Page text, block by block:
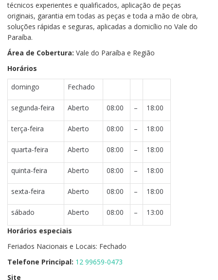
técnicos experientes e qualificados, aplicação de peças
originais, garantia em todas as peças e toda a mão de obra,
soluções rápidas e seguras, aplicadas a domicílio no Vale do
Paraíba.
Área de Cobertura: Vale do Paraíba e Região
Horários
domingo
Fechado
segunda-feira Aberto 08:00 – 18:00
terça-feira Aberto 08:00 – 18:00
quarta-feira Aberto 08:00 – 18:00
quinta-feira Aberto 08:00 – 18:00
sexta-feira Aberto 08:00 – 18:00
sábado Aberto 08:00 –
13:00
Horários especiais
Feriados Nacionais e Locais: Fechado
Telefone Principal: 12 99659-0473
Site